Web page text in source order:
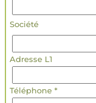
Société
Adresse L1
Téléphone *